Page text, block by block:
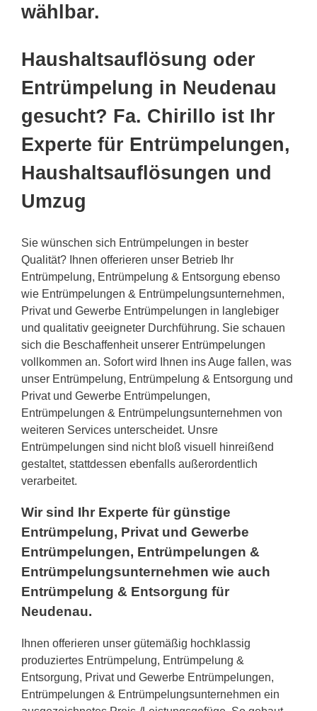
wählbar.
Haushaltsauflösung oder
Entrümpelung in Neudenau
gesucht? Fa. Chirillo ist Ihr
Experte für Entrümpelungen,
Haushaltsauflösungen und
Umzug
Sie wünschen sich Entrümpelungen in bester
Qualität? Ihnen offerieren unser Betrieb Ihr
Entrümpelung, Entrümpelung & Entsorgung ebenso
wie Entrümpelungen & Entrümpelungsunternehmen,
Privat und Gewerbe Entrümpelungen in langlebiger
und qualitativ geeigneter Durchführung. Sie schauen
sich die Beschaffenheit unserer Entrümpelungen
vollkommen an. Sofort wird Ihnen ins Auge fallen, was
unser Entrümpelung, Entrümpelung & Entsorgung und
Privat und Gewerbe Entrümpelungen,
Entrümpelungen & Entrümpelungsunternehmen von
weiteren Services unterscheidet. Unsre
Entrümpelungen sind nicht bloß visuell hinreißend
gestaltet, stattdessen ebenfalls außerordentlich
verarbeitet.
Wir sind Ihr Experte für günstige
Entrümpelung, Privat und Gewerbe
Entrümpelungen, Entrümpelungen &
Entrümpelungsunternehmen wie auch
Entrümpelung & Entsorgung für
Neudenau.
Ihnen offerieren unser gütemäßig hochklassig
produziertes Entrümpelung, Entrümpelung &
Entsorgung, Privat und Gewerbe Entrümpelungen,
Entrümpelungen & Entrümpelungsunternehmen ein